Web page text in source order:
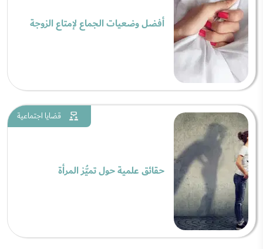
أفضل وضعيات الجماع لإمتاع الزوجة
قضايا اجتماعية
حقائق علمية حول تميُّز المرأة